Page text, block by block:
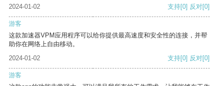
2024-01-02
支持[0] 反对[0]
游客
这款加速器VPM应用程序可以给你提供最高速度和安全性的连接，并帮
助你在网络上自由移动。
2024-01-02
支持[0] 反对[0]
游客